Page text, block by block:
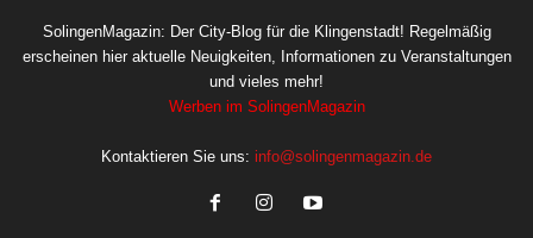
SolingenMagazin: Der City-Blog für die Klingenstadt! Regelmäßig
erscheinen hier aktuelle Neuigkeiten, Informationen zu Veranstaltungen
und vieles mehr!
Werben im SolingenMagazin
Kontaktieren Sie uns: info@solingenmagazin.de